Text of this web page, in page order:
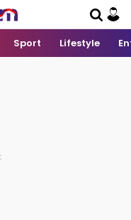
Sport Lifestyle